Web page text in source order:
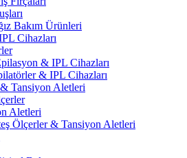
Bakım Ürünleri
Cihazları
& IPL Cihazları
& IPL Cihazları
Tansiyon Aletleri
Aletleri
Ölçerler & Tansiyon Aletleri